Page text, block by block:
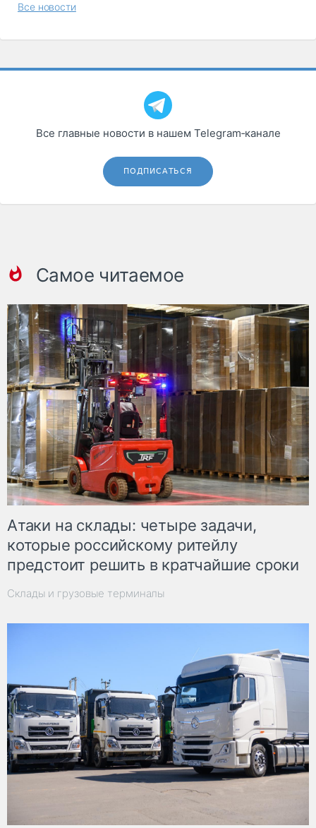
Все новости
Все главные новости в нашем Telegram‑канале
ПОДПИСАТЬСЯ
Самое читаемое
Атаки на склады: четыре задачи,
которые российскому ритейлу
предстоит решить в кратчайшие сроки
Склады и грузовые терминалы